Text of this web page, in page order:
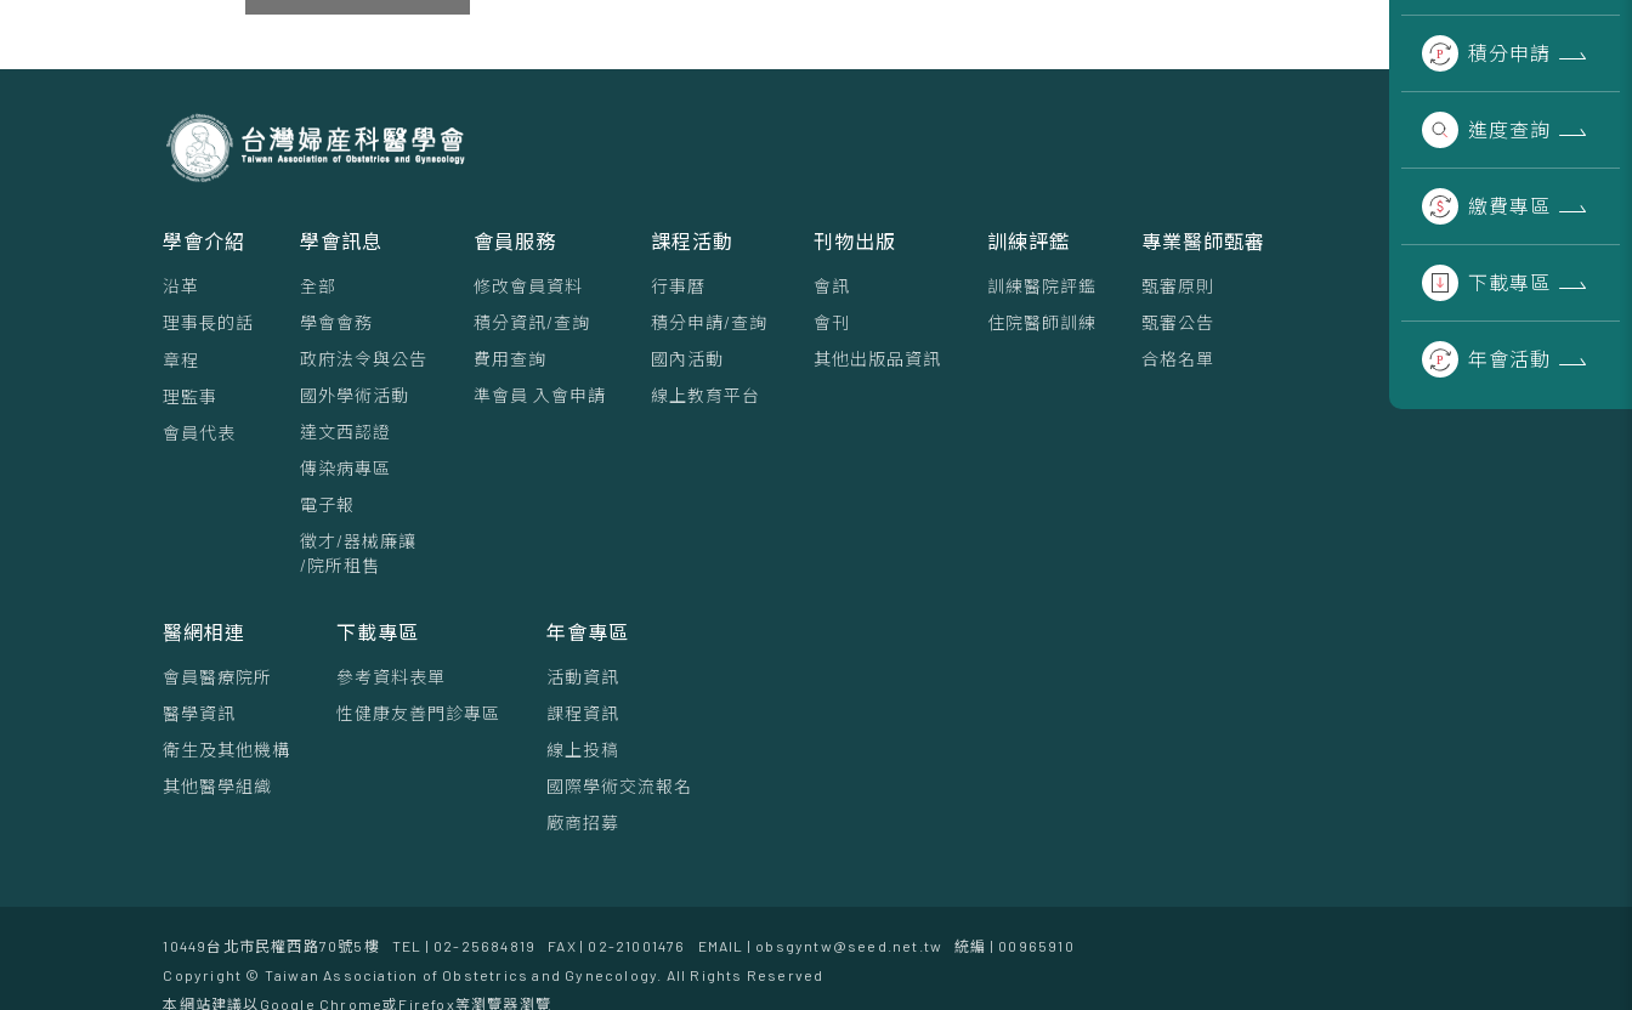
積分申請
進度查詢
繳費專區
下載專區
年會活動
學會介紹
沿革
理事⻑的話
章程
理監事
會員代表
學會訊息
全部
學會會務
政府法令與公告
國外學術活動
達文西認證
傳染病專區
電子報
徵才/器械廉讓
/院所租售
會員服務
修改會員資料
積分資訊/查詢
費用查詢
準會員 入會申請
課程活動
行事曆
積分申請/查詢
國內活動
線上教育平台
刊物出版
會訊
會刊
其他出版品資訊
訓練評鑑
訓練醫院評鑑
住院醫師訓練
專業醫師甄審
甄審原則
甄審公告
合格名單
醫網相連
會員醫療院所
醫學資訊
衛生及其他機構
其他醫學組織
下載專區
參考資料表單
性健康友善門診專區
年會專區
活動資訊
課程資訊
線上投稿
國際學術交流報名
廠商招募
10449台北市民權西路70號5樓 TEL | 02-25684819 FAX | 02-21001476 EMAIL | obsgyntw@seed.net.tw
統編 | 00965910
Copyright © Taiwan Association of Obstetrics and Gynecology. All Rights Reserved
本網站建議以Google Chrome或Firefox等瀏覽器瀏覽